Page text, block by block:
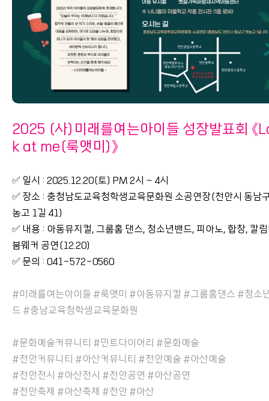
2025 (사)미래를여는아이들 성장발표회 《
k at me(룩앳미)》
✅ 일시 : 2025.12.20(토) PM 2시 ~ 4시
✅ 장소 : 충청남도교육청학생교육문화원 소공연장(천안시 동남
농고 1길 41)
✅ 내용 : 아동뮤지컬, 그룹홈 댄스, 청소년밴드, 피아노, 합창, 칼
붐웨커 공연(12.20)
✅ 문의 : 041-572-0560
#미래를여는아이들 #룩앳미 #아동뮤지컬 #그룹홈댄스 #청소
드 #충남교육청학생교육문화원
#문화예술커뮤니티 #민트다이어리 #문화예술
#천안커뮤니티 #아산커뮤니티 #천안예술 #아산예술
#천안전시 #아산전시 #천안공연 #아산공연
#천안축제 #아산축제 #천안 #아산